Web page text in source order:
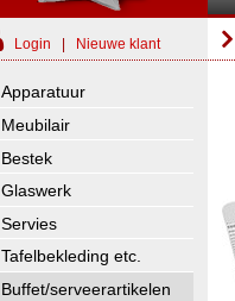
Login Nieuwe klant
Apparatuur
Meubilair
Bestek
Glaswerk
Servies
Tafelbekleding etc.
Buffet/serveerartikelen